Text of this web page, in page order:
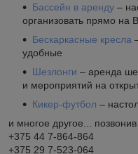
Бассейн в аренду –
организовать прямо на
Бескаркасные кресла
удобные
Шезлонги – аренда
и мероприятий на
Кикер-футбол –
и многое другое...
+375 44 7-864-864
+375 29 7-523-064